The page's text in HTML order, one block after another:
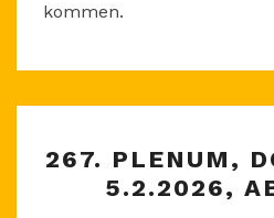
kommen.
267. PLENUM,
5.2.2026,